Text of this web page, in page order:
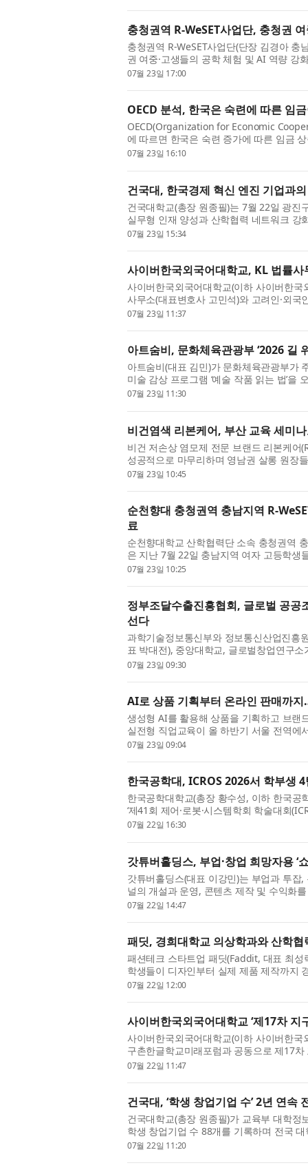
충청권역 R-WeSET사업단, 충청권
충청권역 R-WeSET사업단(단장 김경아
권 여중·고생들의 공학 체험 및 AI 역량 강
터 캠프’를 성황리에 개최했다. GEW는 과
07월 23일 17:00
OECD 분석, 한국은 숙련에 따른 임
OECD(Organization for Economic
에 따르면 한국은 숙련 증가에 따른 임금
연구원(원장 고혜원)은 7월 23일(목)
07월 23일 16:10
건국대, 한국경제 혁신 엔진 기업과
건국대학교(총장 원종필)는 7월 22일 광
실무형 인재 양성과 산학협력 네트워크 강
다. 올해 처음 마련된 이번 간담회는 기업
07월 23일 15:34
사이버한국외국어대학교, KL 법률
사이버한국외국어대학교(이하 사이버한국
사무소(대표변호사 고민석)와 고려인·외
류 협력 양해각서(MOU)와 교육 협력 협약
07월 23일 11:37
아트숨비, 문화체육관광부 ‘2026 길
아트숨비(대표 김민)가 문화체육관광부가
미술 감상 프로그램 ‘예술 작품 읽는 법’
한다. ‘길 위의 인문학’은 지역의 문화시설
07월 23일 11:30
비건염색 리본케어, 부산 교육 세미
비건 저손상 염모제 전문 브랜드 리본케
성공적으로 마무리하며 영남권 살롱 원장
기회가 부족했던 지방 살롱 원장들의 부담
07월 23일 10:45
순천향대 충청권역 충남지역 R-
료
순천향대학교 산학협력단 소속 충청권역
은 지난 7월 22일 충남지역 여자 고등학생
계 전공 체험 프로그램’을 실시했다고 밝
07월 23일 10:25
정부조달수출진흥협회, 글로벌 공
선다
과학기술정보통신부와 정보통신산업진흥
표 박대전), 중앙대학교, 글로벌창업연구
업’의 일환으로 ‘글로벌 공공조달 및 수출
07월 23일 09:30
AI로 상품 기획부터 온라인 판매까
생성형 AI를 활용해 상품을 기획하고 브랜
실전형 직업교육이 올 하반기 서울 전역
을 통해 여성들의 취·창업 경쟁력을 높이
07월 23일 09:04
한국공학대, ICROS 2026서 학부생
한국공학대학교(총장 황수성, 이하 한국공
‘제41회 제어·로봇·시스템학회 학술대회
을 수상하는 성과를 거뒀다고 밝혔다. 이
07월 22일 16:30
갓튜버홀딩스, 부업·창업 희망자용 ‘
갓튜버홀딩스(대표 이강민)는 부업과 투
널의 개설과 운영, 콘텐츠 제작 및 수익화
근 유튜브 쇼츠, 인스타그램 릴스, 틱톡, 네
07월 22일 14:47
패딧, 경희대학교 의상학과와 산학
패션테크 스타트업 패딧(Faddit, 대표 최
학생들이 디자인부터 실제 제품 제작까지
작했다고 밝혔다. 이번 협약은 지난 5월
07월 22일 12:00
사이버한국외국어대학교 ‘제17차 지
사이버한국외국어대학교(이하 사이버한국
구촌한글학교미래포럼과 공동으로 제17
글학교의 발전과 상호 협력을 도모하고,
07월 22일 11:47
건국대, ‘학생 창업기업 수’ 2년 연속
건국대학교(총장 원종필)가 교육부 대학정
학생 창업기업 수 88개를 기록하며 전국
시에서 학생 창업기업 76개로 공동 1위를
07월 22일 11:20